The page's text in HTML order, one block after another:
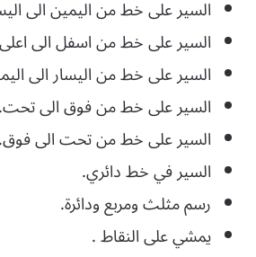
السير على خط من اليمين الى
السير على خط من اسفل الى
السير على خط من اليسار الى
السير على خط من فوق الى تحت.
السير على خط من تحت الى فوق.
السير في خط دائري.
رسم مثلث ومربع ودائرة.
يمشي على النقاط .